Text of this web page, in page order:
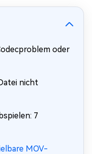
oder
nicht
7
MOV-